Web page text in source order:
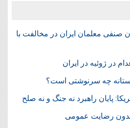
صنفی معلمان ایران در مخالفت با
چه سرنوشتی است؟
پایان راهبرد نه جنگ و نه صلح
رضایت عمومی